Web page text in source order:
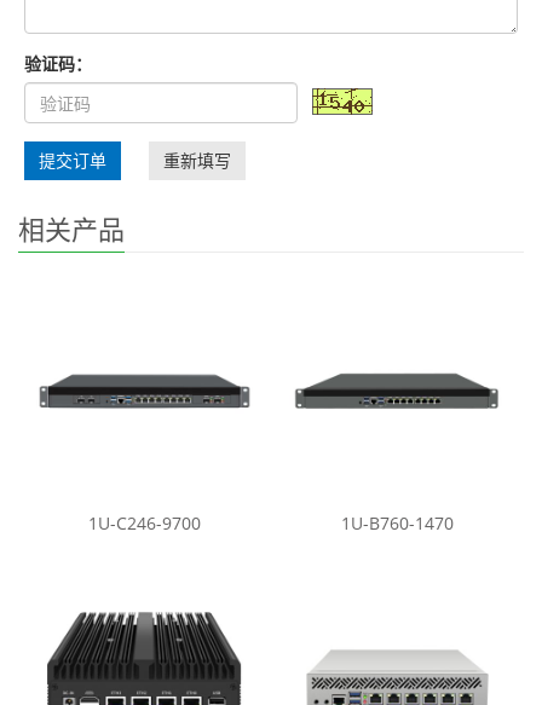
验证码：
提交订单 重新填写
相关产品
1U-C246-9700 1U-B760-1470